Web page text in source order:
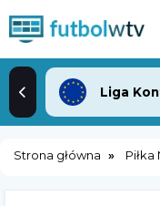
Liga
Strona główna Piłka